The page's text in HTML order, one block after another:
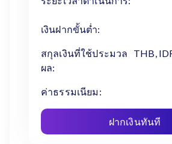
เงินฝากขั้นต่ำ:
สกุลเงินที่ใช้ประมวล
ผล:
THB,
ค่าธรรมเนียม:
ฝากเงินทันที